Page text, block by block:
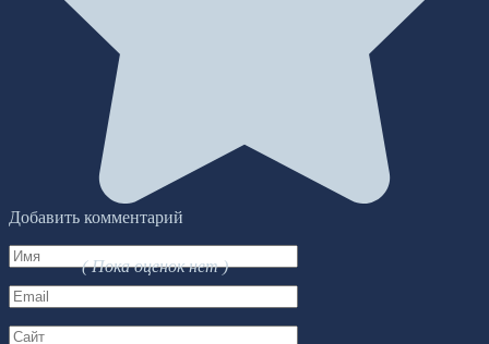
( Пока оценок нет )
Добавить комментарий
Имя
*
Email
*
Сайт